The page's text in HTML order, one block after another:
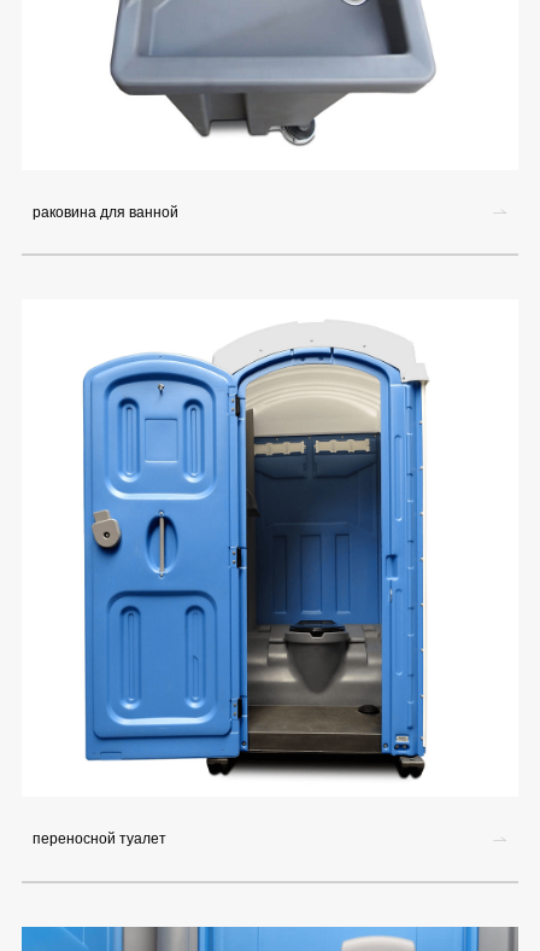
раковина для ванной
переносной туалет